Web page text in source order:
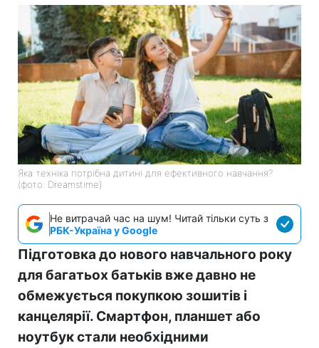
Яка техніка потрібна дитині для ефективного навчання?
(фото: Dreamstime)
Не витрачай час на шум! Читай тільки суть з
РБК-Україна у Google
Підготовка до нового навчального року
для багатьох батьків вже давно не
обмежується покупкою зошитів і
канцелярії. Смартфон, планшет або
ноутбук стали необхідними